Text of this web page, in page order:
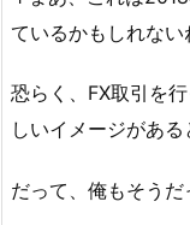
ているかもしれない
恐らく、FX取引を
しいイメージがある
だって、俺もそうだ